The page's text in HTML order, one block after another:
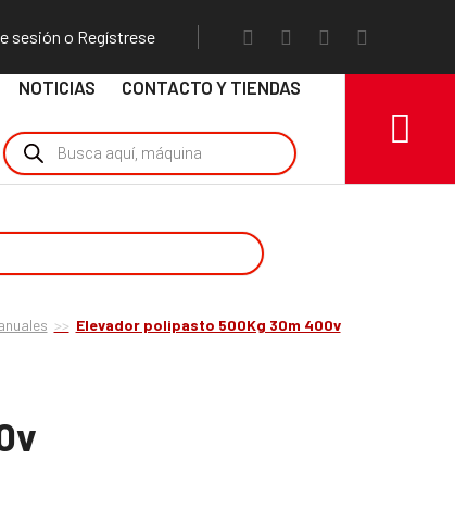
sesión o Regístrese
NOTICIAS CONTACTO Y TIENDAS
Elevador polipasto 500Kg 30m 400v